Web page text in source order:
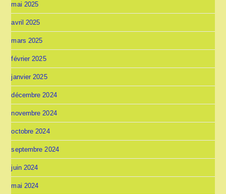
mai 2025
avril 2025
mars 2025
février 2025
janvier 2025
décembre 2024
novembre 2024
octobre 2024
septembre 2024
juin 2024
mai 2024